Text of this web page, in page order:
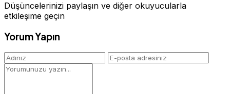
Düşüncelerinizi paylaşın ve diğer okuyucularla
etkileşime geçin
Yorum Yapın